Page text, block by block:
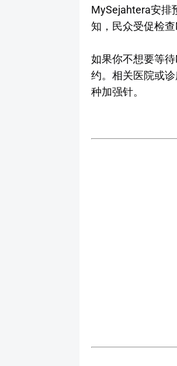
MySejahtera安排
知，民众受促检查
如果你不想要等
约。相关医院或
种加强针。